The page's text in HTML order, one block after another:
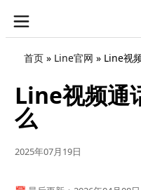
首页» Line官网 » Line视
Line视频通
么
2025年07月19日